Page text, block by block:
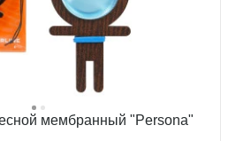
мембранный "Persona"